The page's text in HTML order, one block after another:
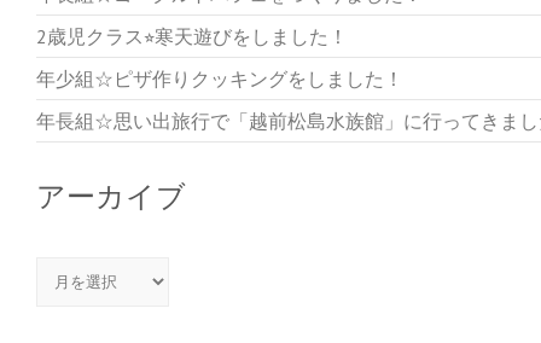
2歳児クラス⭐︎寒天遊びをしました！
年少組☆ピザ作りクッキングをしました！
年長組☆思い出旅行で「越前松島水族館」に行ってきま
アーカイブ
アーカイブ